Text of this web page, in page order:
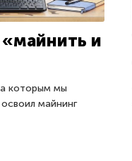
и
которым мы
майнинг